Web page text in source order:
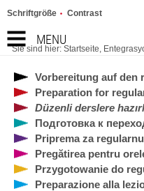
MENU
Schriftgröße Contrast
Sie sind hier: Startseite,
Vorbereitung auf den
Preparation for
Düzenli derslere
Подготовка к
Priprema za
Pregătirea pentru
Przygotowanie do
Preparazione alla